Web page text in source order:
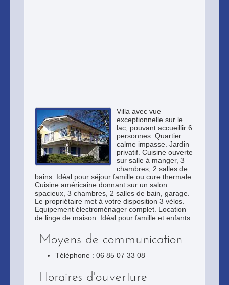
Villa avec vue
exceptionnelle sur le
lac, pouvant accueillir 6
personnes. Quartier
calme impasse. Jardin
privatif. Cuisine ouverte
sur salle à manger, 3
chambres, 2 salles de
bains. Idéal pour séjour famille ou cure thermale.
Cuisine américaine donnant sur un salon
spacieux, 3 chambres, 2 salles de bain, garage.
Le propriétaire met à votre disposition 3 vélos.
Equipement électroménager complet. Location
de linge de maison. Idéal pour famille et enfants.
Moyens de communication
Téléphone : 06 85 07 33 08
Horaires d'ouverture